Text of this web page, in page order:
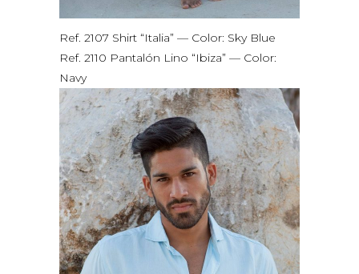
Ref. 2107 Shirt “Italia” — Color: Sky Blue
Ref. 2110 Pantalón Lino “Ibiza” — Color:
Navy